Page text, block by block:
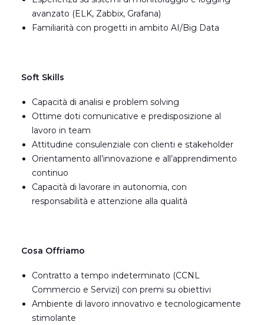
avanzato (ELK, Zabbix, Grafana)
Familiarità con progetti in ambito AI/Big Data
Soft Skills
Capacità di analisi e problem solving
Ottime doti comunicative e predisposizione al
lavoro in team
Attitudine consulenziale con clienti e stakeholder
Orientamento all’innovazione e all’apprendimento
continuo
Capacità di lavorare in autonomia, con
responsabilità e attenzione alla qualità
Cosa Offriamo
Contratto a tempo indeterminato (CCNL
Commercio e Servizi) con premi su obiettivi
Ambiente di lavoro innovativo e tecnologicamente
stimolante